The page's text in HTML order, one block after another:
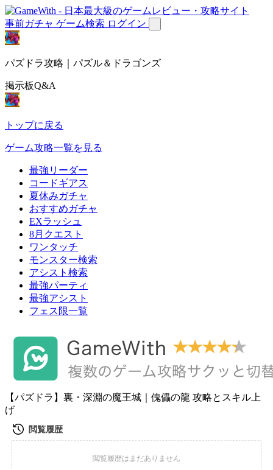
事前ガチャ ゲーム検索 ログイン
パズドラ攻略｜パズル＆ドラゴンズ
掲示板Q&A
トップに戻る
ゲーム攻略一覧を見る
最強リーダー
コードギアス
夏休みガチャ
おすすめガチャ
EXラッシュ
8月クエスト
ワンタッチ
モンスター検索
アシスト検索
最強パーティ
最強アシスト
フェス限一覧
【パズドラ】裏・深淵の魔王城｜傀儡の龍 攻略とスキル上
げ